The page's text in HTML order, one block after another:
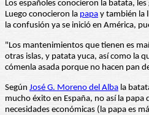
Los españoles conocieron la batata,
Luego conocieron la papa y también la
la confusión ya se inició en América,
"Los mantenimientos que tienen es
otras islas, y patata yuca, así como la
cómenla asada porque no hacen pan
Según José G. Moreno del Alba la
mucho éxito en España, no así la papa
necesidades económicas (la papa es